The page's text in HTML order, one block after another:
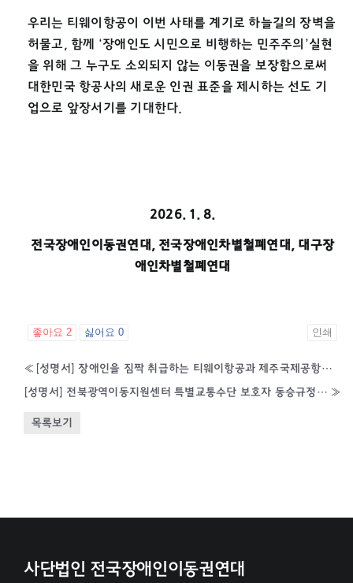
우리는 티웨이항공이 이번 사태를 계기로 하늘길의 장벽을
허물고, 함께 ‘장애인도 시민으로 비행하는 민주주의’실현
을 위해 그 누구도 소외되지 않는 이동권을 보장함으로써
대한민국 항공사의 새로운 인권 표준을 제시하는 선도 기
업으로 앞장서기를 기대한다.
2026. 1. 8.
전국장애인이동권연대 , 전국장애인차별철폐연대 , 대구장
애인차별철폐연대
좋아요 2 싫어요0 인쇄
« [성명서] 장애인을 짐짝 취급하는 티웨이항공과 제주국제공항은 교통약자의 존엄하게 이동할 권리를 보장하라!
[성명서] 전북광역이동지원센터 특별교통수단 보호자 동승규정 삭제를 환영한다. 이제 3시간이나 되는 장콜 대기시간 줄여 장애인이동권 완전 보장하라! »
목록보기
사단법인 전국장애인이동권연대